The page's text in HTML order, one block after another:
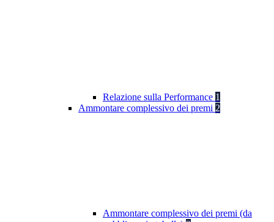
Relazione sulla Performance 1
Ammontare complessivo dei premi 2
Ammontare complessivo dei premi (da